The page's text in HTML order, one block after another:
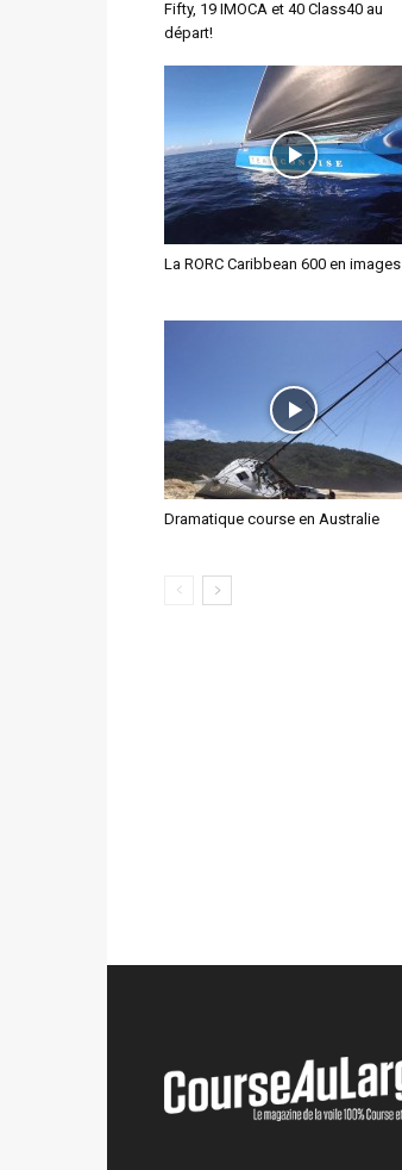
Fifty, 19 IMOCA et 40 Class40 au
départ!
La RORC Caribbean 600 en images
Dramatique course en Australie